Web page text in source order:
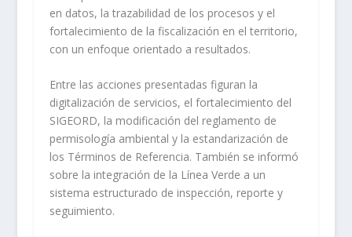
en datos, la trazabilidad de los procesos y el
fortalecimiento de la fiscalización en el territorio,
con un enfoque orientado a resultados.
Entre las acciones presentadas figuran la
digitalización de servicios, el fortalecimiento del
SIGEORD, la modificación del reglamento de
permisología ambiental y la estandarización de
los Términos de Referencia. También se informó
sobre la integración de la Línea Verde a un
sistema estructurado de inspección, reporte y
seguimiento.